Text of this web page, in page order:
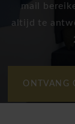
mail
altijd te
ONTVANG